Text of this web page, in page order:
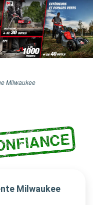
Milwaukee
Milwaukee